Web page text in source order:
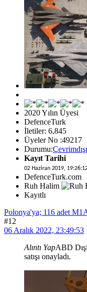
2020 Yılın Üyesi
DefenceTurk
İletiler: 6,845
Üyeler No :49217
Durumu:Çevrimdışı
Kayıt Tarihi
02 Haziran 2019,
DefenceTurk.com
Ruh Halim
Kayıtlı
Polonya'ya; 116 adet
#12
06 Aralık 2022, 23:49:53
Alıntı YapABD
satışı onayladı.